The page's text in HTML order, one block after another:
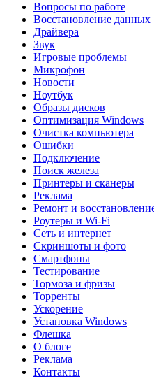
Вопросы по работе
Восстановление данных
Драйвера
Звук
Игровые проблемы
Микрофон
Новости
Ноутбук
Образы дисков
Оптимизация Windows
Очистка компьютера
Ошибки
Подключение
Поиск железа
Принтеры и сканеры
Реклама
Ремонт и
Роутеры и Wi-Fi
Сеть и интернет
Скриншоты и фото
Смартфоны
Тестирование
Тормоза и фризы
Торренты
Ускорение
Установка Windows
Флешка
О блоге
Реклама
Контакты